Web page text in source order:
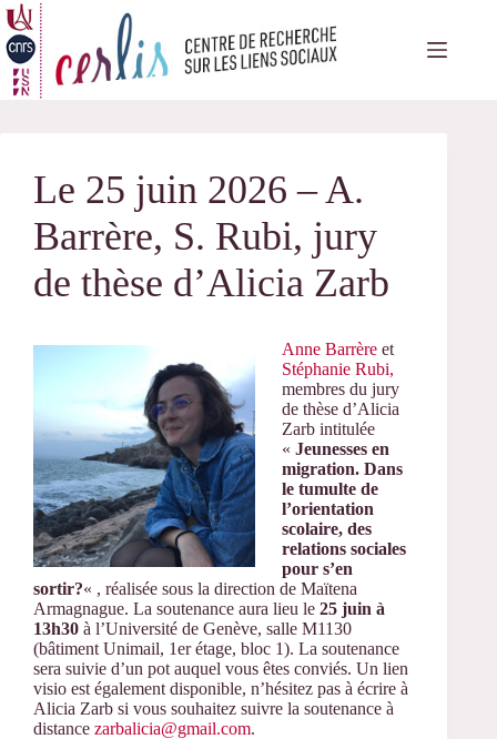
Passer
au
contenu
Le 25 juin 2026 – A.
Barrère, S. Rubi, jury
de thèse d’Alicia Zarb
Anne Barrère et
Stéphanie Rubi,
membres du jury
de thèse d’Alicia
Zarb intitulée
« Jeunesses en
migration. Dans
le tumulte de
l’orientation
scolaire, des
relations sociales
pour s’en
sortir?« , réalisée sous la direction de Maïtena
Armagnague. La soutenance aura lieu le 25 juin à
13h30 à l’Université de Genève, salle M1130
(bâtiment Unimail, 1er étage, bloc 1). La soutenance
sera suivie d’un pot auquel vous êtes conviés. Un lien
visio est également disponible, n’hésitez pas à écrire à
Alicia Zarb si vous souhaitez suivre la soutenance à
distance zarbalicia@gmail.com.